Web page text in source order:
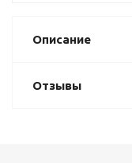
Описание
Отзывы